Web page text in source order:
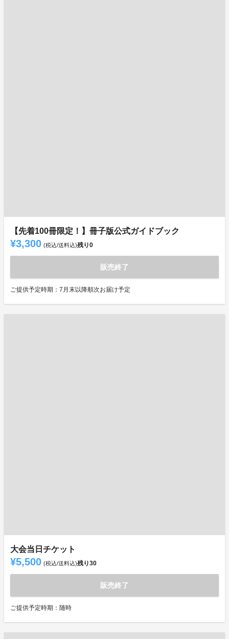
【先着100冊限定！】冊子版公式ガイドブック
¥3,300 (税込/送料込)残り0
販売終了
ご提供予定時期：7月末以降順次お届け予定
大会当日チケット
¥5,500 (税込/送料込)残り30
販売終了
ご提供予定時期：随時